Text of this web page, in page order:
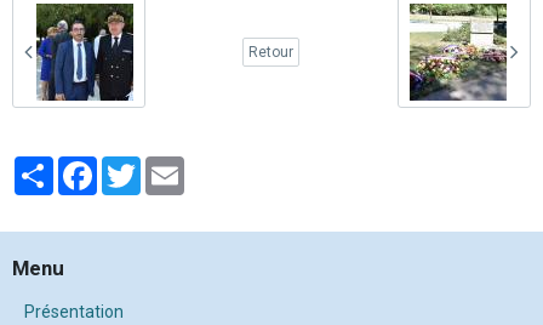
Retour
PartagerFacebook
Twitter
Menu
Présentation